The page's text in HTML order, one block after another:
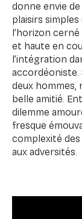
donne envie
plaisirs
l’horizon
et haute en
l’intégration
deux hommes,
belle amitié.
dilemme
fresque
complexité
aux adversités.